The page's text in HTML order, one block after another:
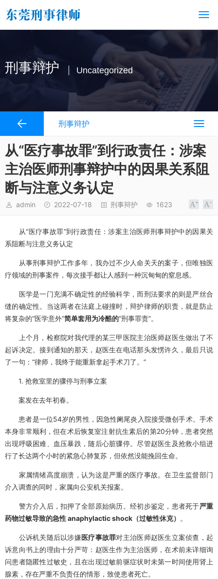
刑事辩护 Uncategorized
刑事辩护
从“医疗事故罪”到行政责任：涉案
主治医师刑事辩护中的因果关系阻
断与注意义务认定
admin 2022-07-18 刑事辩护 1623
从“医疗事故罪”到行政责任：涉案主治医师刑事辩护中的因果关
系阻断与注意义务认定
从事刑事辩护工作多年，我办过不少人命关天的案子，但唯独医
疗领域的刑事案件，每次接手都让人感到一种沉甸甸的窒息感。
医学是一门充满不确定性的经验科学，而刑法要求的则是严丝合
缝的确定性。当这两者在法庭上碰撞时，辩护律师的职责，就是防止
将复杂的“医学意外”简单套用为冷酷的“刑事罪责”。
上个月，检察院对我代理的某三甲医院主治医师赵医生做出了不
起诉决定。接到通知的那天，赵医生在电话那头发愣许久，最后只说
了一句：“律师，我终于能重新拿起手术刀了。”
1. 抢救室里的骤停与刑事立案
案发在去年初春。
患者是一位54岁的男性，因急性阑尾炎入院接受微创手术。手术
本身非常顺利，但在术后恢复室注射抗生素后的第20分钟，患者突然
出现呼吸困难、血压暴跌，随后心脏骤停。尽管赵医生及抢救小组进
行了长达两个小时的紧急心肺复苏，但依然没能挽回生命。
家属情绪高度崩溃，认为这是严重的医疗事故。在卫生监督部门
介入调查的同时，家属向公安机关报案。
警方介入后，扣押了全部原始病历。经初步鉴定，患者死于严重
药物过敏导致的急性 anaphylactic shock（过敏性休克） 。
公诉机关随后以涉嫌医疗事故罪对主治医师赵医生立案侦查，起
诉意向书上的理由十分严苛：赵医生作为主治医师，在术前未详细询
问患者隐匿性过敏史，且在出现过敏前驱症状时未第一时间使用肾上
腺素，存在严重不负责任的情形，致使患者死亡。